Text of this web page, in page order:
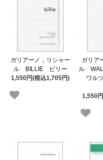
ガリアーノ，リシャー
ル BILLIE ビリー
1,550円(税込1,705円)
ガリア
ル
ワル
1,550